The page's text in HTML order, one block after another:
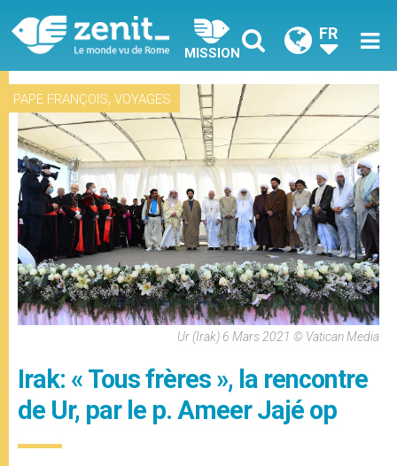
MISSION
FR
PAPE FRANÇOIS, VOYAGES
Ur (Irak) 6 Mars 2021 © Vatican Media
Irak: « Tous frères », la rencontre
de Ur, par le p. Ameer Jajé op